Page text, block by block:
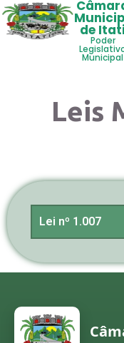
de Itati
Poder
Municipal
Leis
Lei nº 1.007